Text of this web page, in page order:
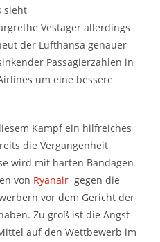
sieht
Vestager allerdings
der Lufthansa genauer
Passagierzahlen in
um eine bessere
Kampf ein hilfreiches
die Vergangenheit
wird mit harten Bandagen
von Ryanair gegen die
vor dem Gericht der
Zu groß ist die Angst
auf den Wettbewerb im